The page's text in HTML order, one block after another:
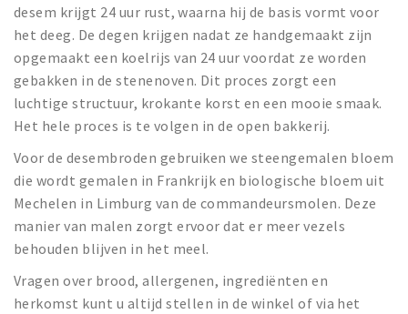
Baroniepoorten
Sport
Privacy
Inloggen
desem krijgt 24 uur rust, waarna hij de basis vormt voor
het deeg. De degen krijgen nadat ze handgemaakt zijn
opgemaakt een koelrijs van 24 uur voordat ze worden
gebakken in de stenenoven. Dit proces zorgt een
luchtige structuur, krokante korst en een mooie smaak.
Het hele proces is te volgen in de open bakkerij.
Voor de desembroden gebruiken we steengemalen bloem
die wordt gemalen in Frankrijk en biologische bloem uit
Mechelen in Limburg van de commandeursmolen. Deze
manier van malen zorgt ervoor dat er meer vezels
behouden blijven in het meel.
Vragen over brood, allergenen, ingrediënten en
herkomst kunt u altijd stellen in de winkel of via het